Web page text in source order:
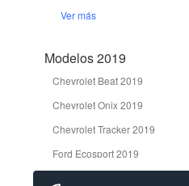
Ver más
Modelos 2019
Chevrolet Beat 2019
Chevrolet Onix 2019
Chevrolet Tracker 2019
Ford Ecosport 2019